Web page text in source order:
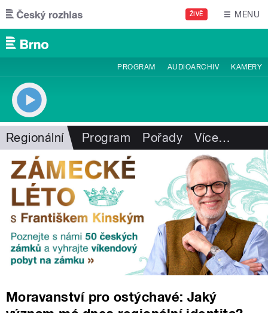
Přejít k hlavnímu obsahu
ŽIVĚ MENU
PROGRAM AUDIOARCHIV KAMERY
Regionální Program Pořady Více…
Moravanství pro ostýchavé: Jaký